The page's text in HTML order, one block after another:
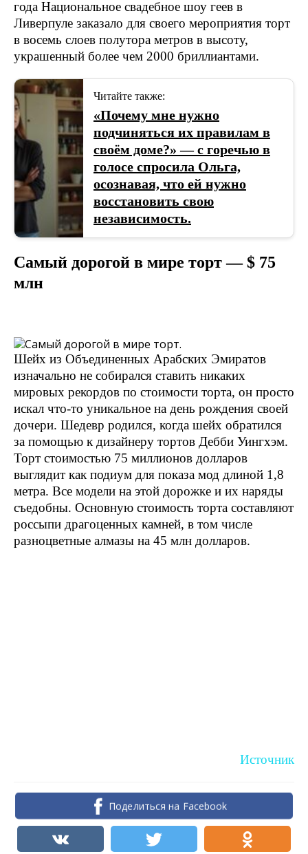
года Национальное свадебное шоу геев в
Ливерпуле заказало для своего мероприятия торт
в восемь слоев полутора метров в высоту,
украшенный более чем 2000 бриллиантами.
Читайте также:
«Почему мне нужно
подчиняться их правилам в
своём доме?» — с горечью в
голосе спросила Ольга,
осознавая, что ей нужно
восстановить свою
независимость.
Самый дорогой в мире торт — $ 75
млн
Шейх из Объединенных Арабских Эмиратов
изначально не собирался ставить никаких
мировых рекордов по стоимости торта, он просто
искал что-то уникальное на день рождения своей
дочери. Шедевр родился, когда шейх обратился
за помощью к дизайнеру тортов Дебби Уингхэм.
Торт стоимостью 75 миллионов долларов
выглядит как подиум для показа мод длиной 1,8
метра. Все модели на этой дорожке и их наряды
съедобны. Основную стоимость торта составляют
россыпи драгоценных камней, в том числе
разноцветные алмазы на 45 млн долларов.
Источник
Поделиться на Facebook